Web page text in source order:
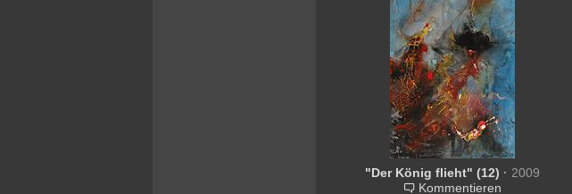
"Der König flieht" (12) · 2009
Kommentieren